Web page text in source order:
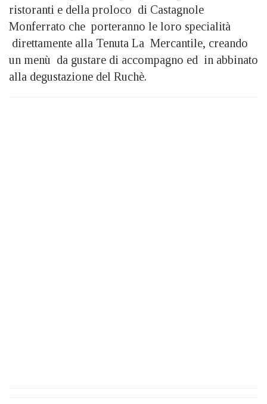
ristoranti e della proloco di Castagnole
Monferrato che porteranno le loro specialità
direttamente alla Tenuta La Mercantile, creando
un menù da gustare di accompagno ed in abbinato
alla degustazione del Ruchè.